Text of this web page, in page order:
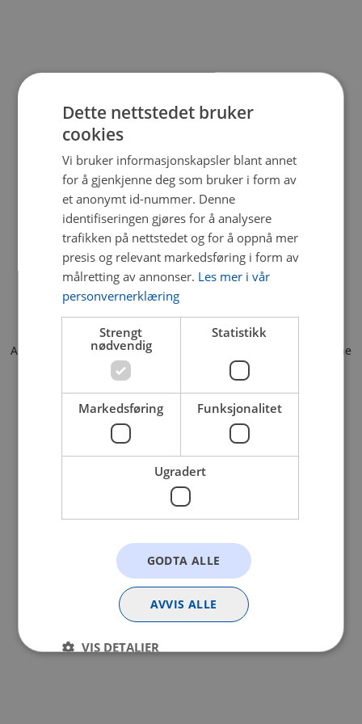
Application error: a client-side exception has occurred (see the
browser console for more information).
Dette nettstedet bruker
cookies
Vi bruker informasjonskapsler blant annet
for å gjenkjenne deg som bruker i form av
et anonymt id-nummer. Denne
identifiseringen gjøres for å analysere
trafikken på nettstedet og for å oppnå mer
presis og relevant markedsføring i form av
målretting av annonser. Les mer i vår
personvernerklæring
Strengt
nødvendig
Statistikk
Markedsføring Funksjonalitet
Ugradert
GODTA ALLE
AVVIS ALLE
VIS DETALJER